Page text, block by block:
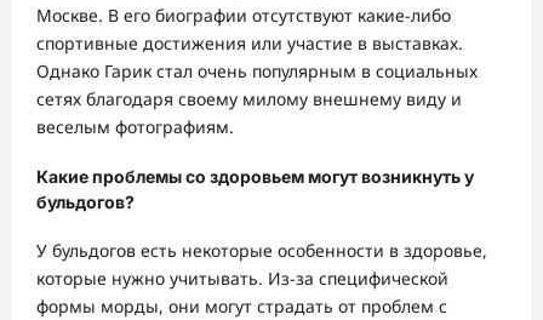
Москве. В его биографии отсутствуют какие-либо
спортивные достижения или участие в выставках.
Однако Гарик стал очень популярным в социальных
сетях благодаря своему милому внешнему виду и
веселым фотографиям.
Какие проблемы со здоровьем могут возникнуть у
бульдогов?
У бульдогов есть некоторые особенности в здоровье,
которые нужно учитывать. Из-за специфической
формы морды, они могут страдать от проблем с